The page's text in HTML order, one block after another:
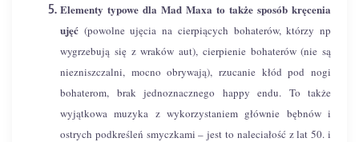
Elementy typowe dla Mad Maxa to także sposób kręcenia
ujęć (powolne ujęcia na cierpiących bohaterów, którzy np
wygrzebują się z wraków aut), cierpienie bohaterów (nie są
niezniszczalni, mocno obrywają), rzucanie kłód pod nogi
bohaterom, brak jednoznacznego happy endu. To także
wyjątkowa muzyka z wykorzystaniem głównie bębnów i
ostrych podkreśleń smyczkami – jest to naleciałość z lat 50. i